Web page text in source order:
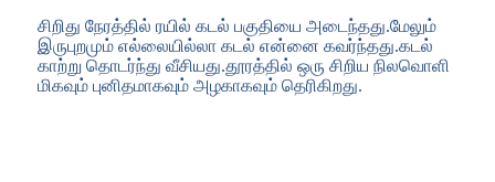
சிறிது நேரத்தில் ரயில் கடல் பகுதியை அடைந்தது.மேலும்
இருபுறமும் எல்லையில்லா கடல் என்னை கவர்ந்தது.கடல்
காற்று தொடர்ந்து வீசியது.தூரத்தில் ஒரு சிறிய நிலவொளி
மிகவும் புனிதமாகவும் அழகாகவும் தெரிகிறது.